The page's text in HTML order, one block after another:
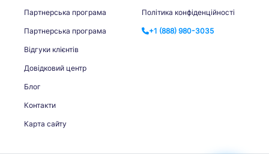
Партнерська програма
Партнерська програма
Відгуки клієнтів
Довідковий центр
Блог
Контакти
Карта сайту
Політика конфіденційності
+1 (888) 980-3035